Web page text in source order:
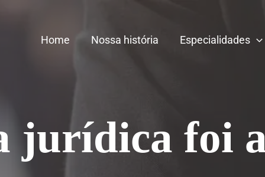
Home Nossa história Especialidades
jurídica foi